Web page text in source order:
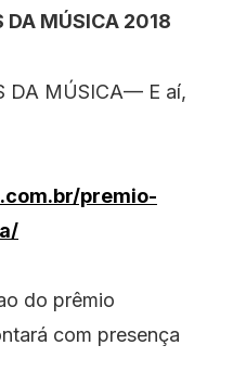
DA MÚSICA 2018
DA MÚSICA— E aí,
premio-
do prêmio
com presença